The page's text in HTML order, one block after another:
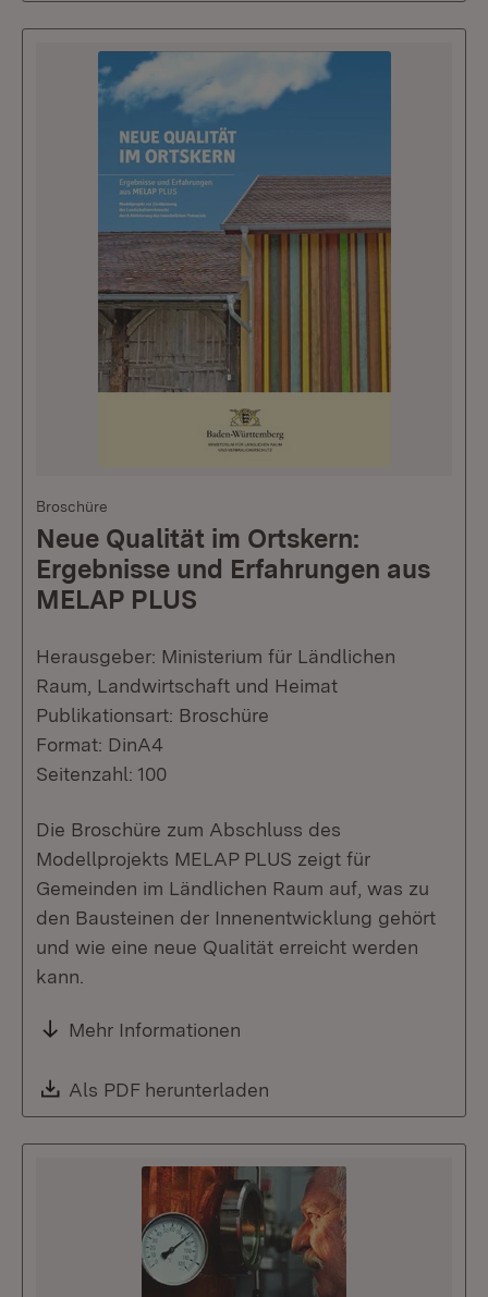
Broschüre
Neue Qualität im Ortskern:
Ergebnisse und Erfahrungen aus
MELAP PLUS
Herausgeber: Ministerium für Ländlichen
Raum, Landwirtschaft und Heimat
Publikationsart: Broschüre
Format: DinA4
Seitenzahl: 100
Die Broschüre zum Abschluss des
Modellprojekts MELAP PLUS zeigt für
Gemeinden im Ländlichen Raum auf, was zu
den Bausteinen der Innenentwicklung gehört
und wie eine neue Qualität erreicht werden
kann.
Mehr Informationen
Download:
Als PDF herunterladen